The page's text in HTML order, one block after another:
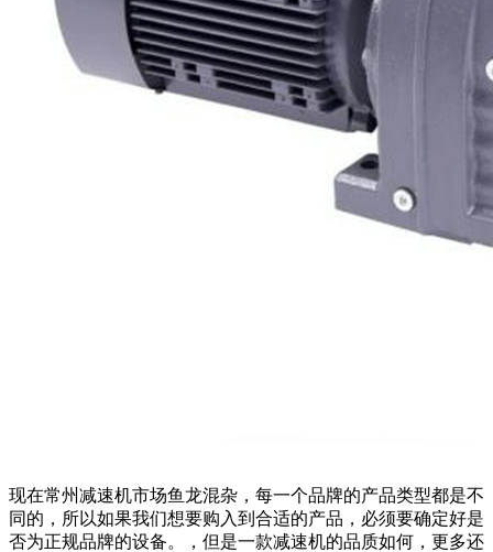
现在常州减速机市场鱼龙混杂，每一个品牌的产品类型都是不
同的，所以如果我们想要购入到合适的产品，必须要确定好是
否为正规品牌的设备。，但是一款减速机的品质如何，更多还